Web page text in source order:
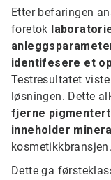
Etter befaringen
foretok
identifesere et
Testresultatet
løsningen. Dette
fjerne
inneholder
kosmetikkbransjen.
Dette ga